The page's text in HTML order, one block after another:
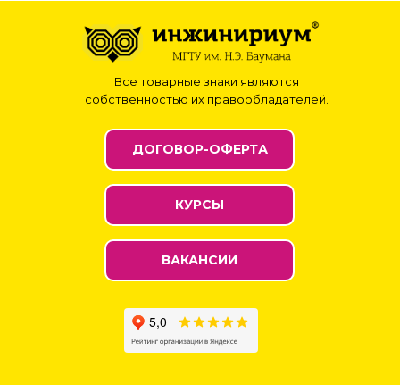
Все товарные знаки являются
собственностью их правообладателей.
ВАКАНСИИ
КУРСЫ
ДОГОВОР-ОФЕРТА